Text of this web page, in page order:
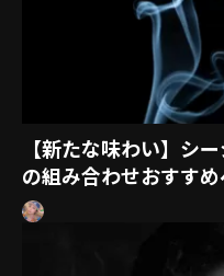
【新たな味わい】シ
の組み合わせおすす